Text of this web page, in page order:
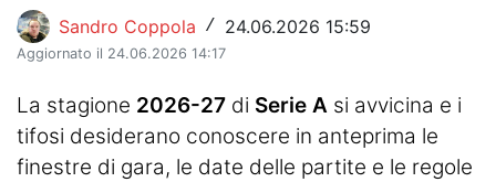
Altre
News
Turismo
Eventi
Sandro Coppola / 24.06.2026 15:59
Aggiornato il 24.06.2026 14:17
La stagione 2026-27 di Serie A si avvicina e i
tifosi desiderano conoscere in anteprima le
finestre di gara, le date delle partite e le regole